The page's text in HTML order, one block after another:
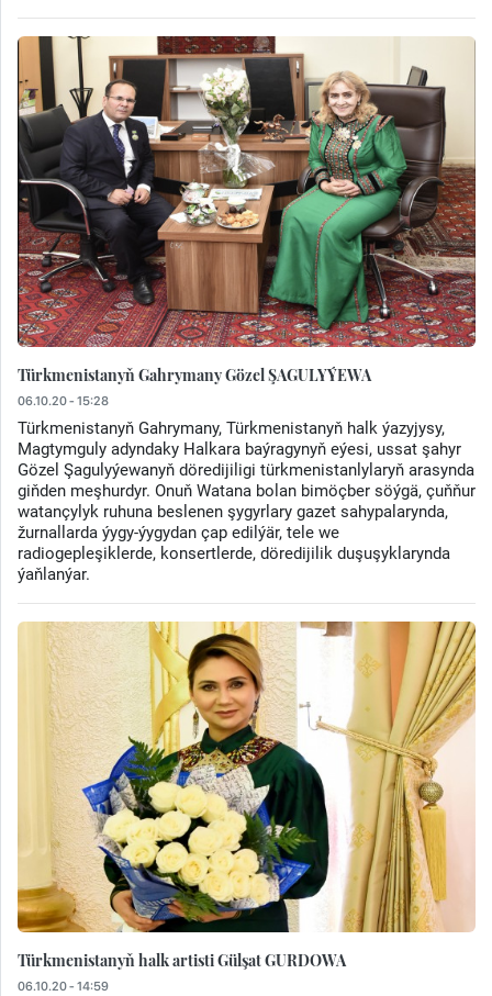
Türkmenistanyň Gahrymany Gözel ŞAGULYÝEWA
06.10.20 - 15:28
Türkmenistanyň Gahrymany, Türkmenistanyň halk ýazyjysy,
Magtymguly adyndaky Halkara baýragynyň eýesi, ussat şahyr
Gözel Şagulyýewanyň döredijiligi türkmenistanlylaryň arasynda
giňden meşhurdyr. Onuň Watana bolan bimöçber söýgä, çuňňur
watançylyk ruhuna beslenen şygyrlary gazet sahypalarynda,
žurnallarda ýygy-ýygydan çap edilýär, tele we
radiogepleşiklerde, konsertlerde, döredijilik duşuşyklarynda
ýaňlanýar.
Türkmenistanyň halk artisti Gülşat GURDOWA
06.10.20 - 14:59